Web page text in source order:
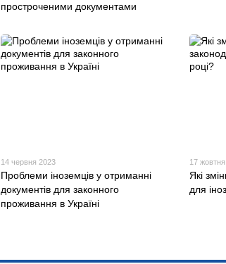
простроченими документами
14 червня 2023
Проблеми іноземців у отриманні
документів для законного
проживання в Україні
17
Які
для